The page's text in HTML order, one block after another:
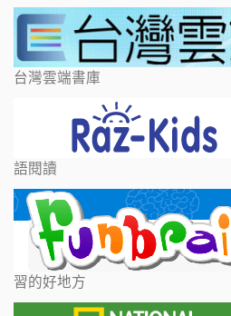
台灣雲端書庫
語閱讀
習的好地方